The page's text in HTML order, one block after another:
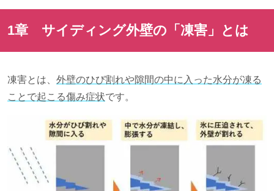
1章 サイディング外壁の「凍害」とは
凍害とは、 外壁のひび割れや隙間の中に入った水分が凍る
ことで起こる傷み症状です。